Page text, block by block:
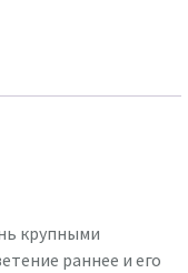
крупными
раннее и его